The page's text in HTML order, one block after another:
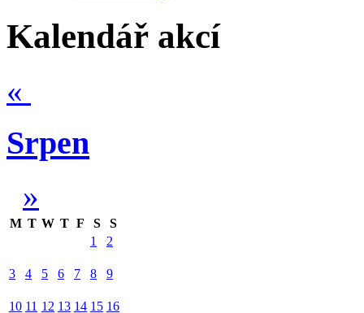
Kalendář akcí
«
Srpen
»
M T W T F S
S
1
2
3 4 5 6 7 8 9
10 11 12 13 14 15 16